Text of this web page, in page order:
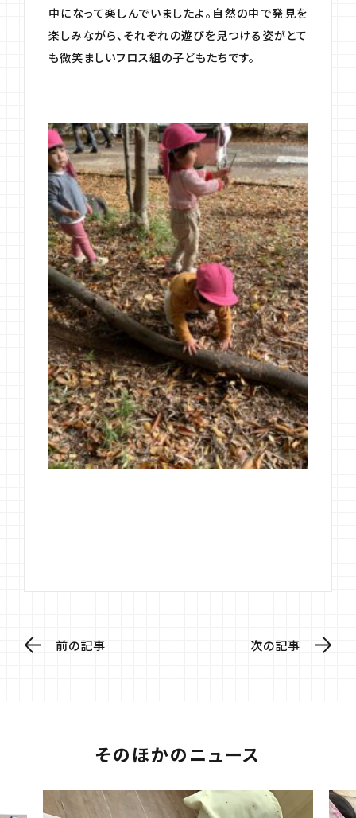
中になって楽しんでいましたよ。自然の中で発見を
楽しみながら、それぞれの遊びを見つける姿がとて
も微笑ましいフロス組の子どもたちです。
前の記事 次の記事
そのほかのニュース